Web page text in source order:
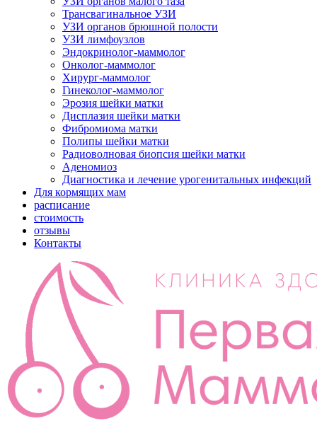
Трансвагинальное УЗИ
УЗИ органов брюшной полости
УЗИ лимфоузлов
Эндокринолог-маммолог
Онколог-маммолог
Хирург-маммолог
Гинеколог-маммолог
Эрозия шейки матки
Дисплазия шейки матки
Фибромиома матки
Полипы шейки матки
Радиоволновая биопсия шейки матки
Аденомиоз
Диагностика и лечение урогенитальных инфекций
Для кормящих мам
расписание
стоимость
отзывы
Контакты